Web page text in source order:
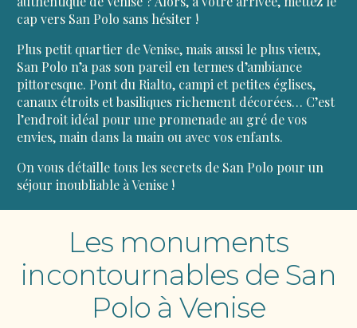
cap vers San Polo sans hésiter !
Plus petit quartier de Venise, mais aussi le plus vieux,
San Polo n’a pas son pareil en termes d’ambiance
pittoresque. Pont du Rialto, campi et petites églises,
canaux étroits et basiliques richement décorées… C’est
l’endroit idéal pour une promenade au gré de vos
envies, main dans la main ou avec vos enfants.
On vous détaille tous les secrets de San Polo pour un
séjour inoubliable à Venise !
Les monuments
incontournables de San
Polo à Venise